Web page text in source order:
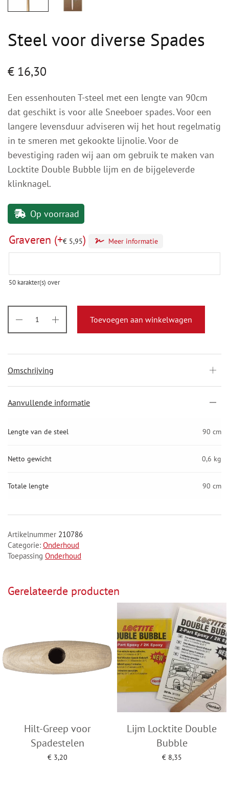
Steel voor diverse Spades
€ 16,30
Een essenhouten T-steel met een lengte van 90cm
dat geschikt is voor alle Sneeboer spades. Voor een
langere levensduur adviseren wij het hout regelmatig
in te smeren met gekookte lijnolie. Voor de
bevestiging raden wij aan om gebruik te maken van
Locktite Double Bubble lijm en de bijgeleverde
klinknagel.
Op voorraad
Graveren (+€ 5,95)
50 karakter(s) over
Meer informatie
Toevoegen aan winkelwagen
Omschrijving
Aanvullende informatie
Lengte van de steel 90 cm
Netto gewicht 0,6 kg
Totale lengte 90 cm
Artikelnummer 210786
Categorie: Onderhoud
Toepassing Onderhoud
Gerelateerde producten
Hilt-Greep voor
Spadestelen
€3,20
Lijm Locktite Double
Bubble
€8,35